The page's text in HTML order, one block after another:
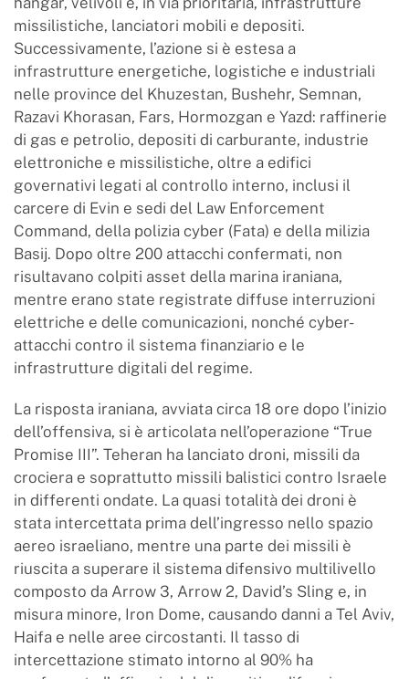
missilistiche, lanciatori mobili e depositi.
Successivamente, l’azione si è estesa a
infrastrutture energetiche, logistiche e industriali
nelle province del Khuzestan, Bushehr, Semnan,
Razavi Khorasan, Fars, Hormozgan e Yazd: raffinerie
di gas e petrolio, depositi di carburante, industrie
elettroniche e missilistiche, oltre a edifici
governativi legati al controllo interno, inclusi il
carcere di Evin e sedi del Law Enforcement
Command, della polizia cyber (Fata) e della milizia
Basij. Dopo oltre 200 attacchi confermati, non
risultavano colpiti asset della marina iraniana,
mentre erano state registrate diffuse interruzioni
elettriche e delle comunicazioni, nonché cyber-
attacchi contro il sistema finanziario e le
infrastrutture digitali del regime.
La risposta iraniana, avviata circa 18 ore dopo l’inizio
dell’offensiva, si è articolata nell’operazione “True
Promise III”. Teheran ha lanciato droni, missili da
crociera e soprattutto missili balistici contro Israele
in differenti ondate. La quasi totalità dei droni è
stata intercettata prima dell’ingresso nello spazio
aereo israeliano, mentre una parte dei missili è
riuscita a superare il sistema difensivo multilivello
composto da Arrow 3, Arrow 2, David’s Sling e, in
misura minore, Iron Dome, causando danni a Tel Aviv,
Haifa e nelle aree circostanti. Il tasso di
intercettazione stimato intorno al 90% ha